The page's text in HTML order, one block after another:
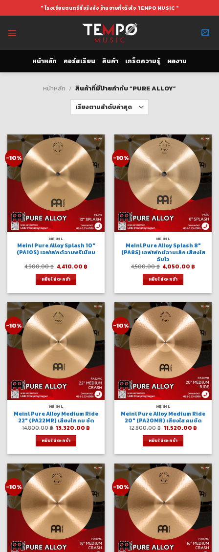
to
" โรงเรียนดนตรีที่จริงจัง ร้านขายที่จริงใจ TEMPO MUSIC "
หน้าหลัก คอร์สเรียน สินค้า เกร็ดความรู้ ผลงาน
หน้าหลัก / สินค้าที่มีป้ายกำกับ “PURE ALLOY”
-10%
MEINL
Meinl Pure Alloy Splash 10″
(PA10S) เอฟเฟกต์ฉาบพรีเมียม
4,900.00฿ Original
price
was:
4,900.00 ฿.
4,410.00 ฿Current
หยิบใส่ตะกร้า
-10%
MEINL
Meinl Pure Alloy Splash 8″
(PA8S) เอฟเฟกต์ฉาบเล็ก เสียงใส
ฉับไว
4,500.00฿ Original
price
was:
4,500.00 ฿.
4,050.00 ฿
หยิบใส่ตะกร้า
-10%
MEINL
Meinl Pure Alloy Medium Ride
22″ (PA22MR) เสียงใส คม ชัด
14,800.00฿ Original
price
was:
14,800.00 ฿.
13,320.00 ฿
หยิบใส่ตะกร้า
-10%
MEINL
Meinl Pure Alloy Medium Ride
20″ (PA20MR) เสียงใส คมชัด
12,800.00฿ Original
price
was:
12,800.00 ฿.
11,520.00 ฿
หยิบใส่ตะกร้า
-10% -10%